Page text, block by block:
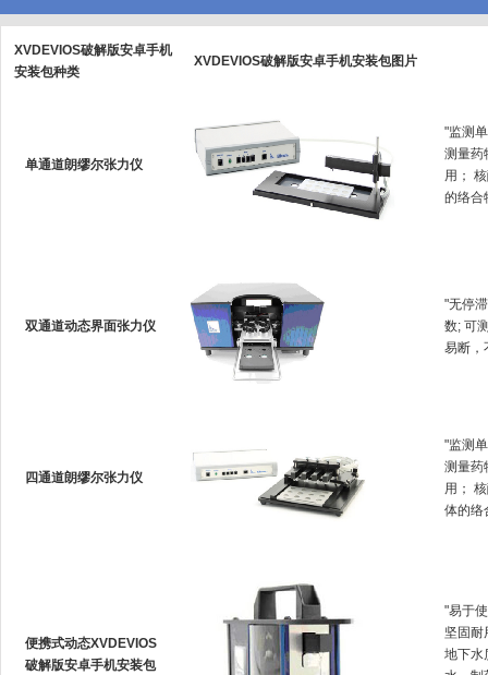
XVDEVIOS破解版安卓手机
安装包种类
XVDEVIOS破解版安卓手机安装包图片
单通道朗缪尔张力仪
"监测单
测量药
用
的络合
双通道动态界面张力仪
"无停
数; 可
易断
四通道朗缪尔张力仪
"监测单
测量药
用
体的络
便携式动态XVDEVIOS
破解版安卓手机安装包
"易于使
坚固耐
地下水